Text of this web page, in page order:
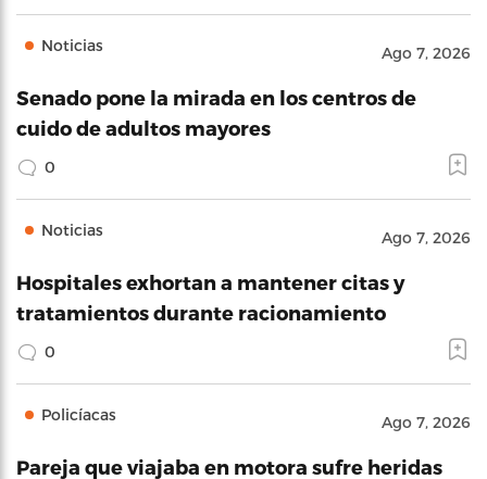
Noticias Ago 7, 2026
Senado pone la mirada en los centros de
cuido de adultos mayores
0
Noticias Ago 7, 2026
Hospitales exhortan a mantener citas y
tratamientos durante racionamiento
0
Policíacas Ago 7, 2026
Pareja que viajaba en motora sufre heridas